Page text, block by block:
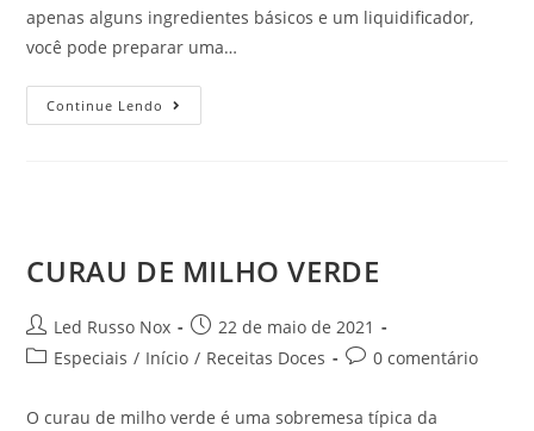
apenas alguns ingredientes básicos e um liquidificador,
você pode preparar uma…
Continue Lendo
CURAU DE MILHO VERDE
Led Russo Nox
22 de maio de 2021
Especiais / Início / Receitas Doces 0 comentário
O curau de milho verde é uma sobremesa típica da